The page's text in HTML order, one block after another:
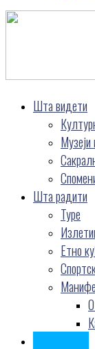
Шта видети
Шта радити
Туре
Етно